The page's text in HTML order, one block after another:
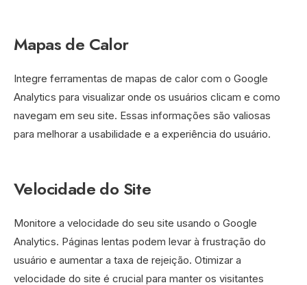
Mapas de Calor
Integre ferramentas de mapas de calor com o Google
Analytics para visualizar onde os usuários clicam e como
navegam em seu site. Essas informações são valiosas
para melhorar a usabilidade e a experiência do usuário.
Velocidade do Site
Monitore a velocidade do seu site usando o Google
Analytics. Páginas lentas podem levar à frustração do
usuário e aumentar a taxa de rejeição. Otimizar a
velocidade do site é crucial para manter os visitantes